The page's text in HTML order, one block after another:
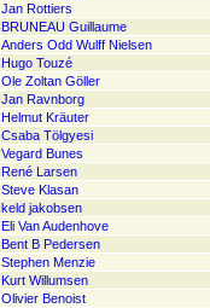
Jan Rottiers
BRUNEAU Guillaume
Anders Odd Wulff Nielsen
Hugo Touzé
Ole Zoltan Göller
Jan Ravnborg
Helmut Kräuter
Csaba Tölgyesi
Vegard Bunes
René Larsen
Steve Klasan
keld jakobsen
Eli Van Audenhove
Bent B Pedersen
Stephen Menzie
Kurt Willumsen
Olivier Benoist